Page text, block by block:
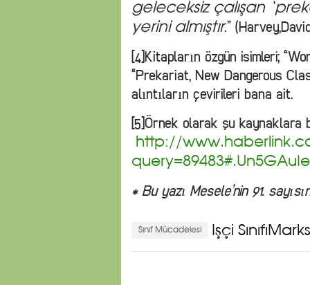
geleceksiz çalışan
yerini almıştır.”
[4]Kitapların özgün isimleri;
“Prekariat, New Dangerous
alıntıların çevirileri bana ait.
[5]Örnek olarak şu kaynaklara
http://
* Bu yazı Mesele’nin 91.
İşçi
Sınıf Mücadelesi